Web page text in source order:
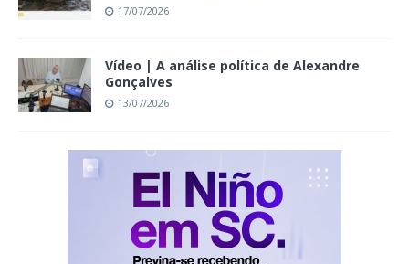
17/07/2026
Vídeo | A análise política de Alexandre
Gonçalves
13/07/2026